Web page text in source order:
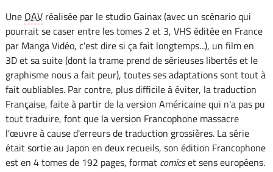
Une OAVréalisée par le studio Gainax (avec un scénario qui
pourrait se caser entre les tomes 2 et 3, VHS éditée en France
par Manga Vidéo, c'est dire si ça fait longtemps...), un film en
3D et sa suite (dont la trame prend de sérieuses libertés et le
graphisme nous a fait peur), toutes ses adaptations sont tout à
fait oubliables. Par contre, plus difficile à éviter, la traduction
Française, faite à partir de la version Américaine qui n'a pas pu
tout traduire, font que la version Francophone massacre
l'œuvre à cause d'erreurs de traduction grossières. La série
était sortie au Japon en deux recueils, son édition Francophone
est en 4 tomes de 192 pages, format comicset sens européens.